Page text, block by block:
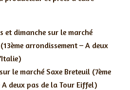
et dimanche sur le marché
arrondissement – A deux
le marché Saxe Breteuil (7ème
deux pas de la Tour Eiffel)